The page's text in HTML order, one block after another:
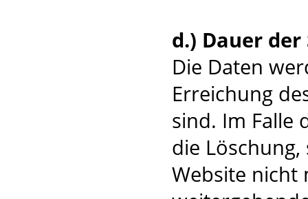
d.) Dauer
Die Daten
Erreichung
sind. Im Falle
die
Website nicht